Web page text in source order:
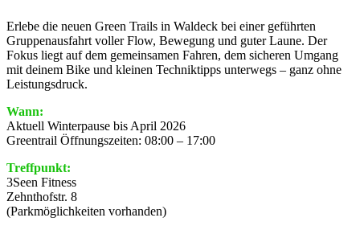
Erlebe die neuen Green Trails in Waldeck bei einer geführten
Gruppenausfahrt voller Flow, Bewegung und guter Laune. Der
Fokus liegt auf dem gemeinsamen Fahren, dem sicheren Umgang
mit deinem Bike und kleinen Techniktipps unterwegs – ganz ohne
Leistungsdruck.
Wann:
Aktuell Winterpause bis April 2026
Greentrail Öffnungszeiten: 08:00 – 17:00
Treffpunkt:
3Seen Fitness
Zehnthofstr. 8
(Parkmöglichkeiten vorhanden)